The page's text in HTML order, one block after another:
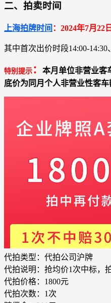
二、拍卖时间
上海拍牌时间 ：2024年7月22
其中首次出价时段14:00-14:30
特别提示 ：
本月单位非营业客
底价为同月个人非营业性客车
代拍类型： 代拍公司沪牌
代拍说明： 抢均价1次中标，
代拍价格： 1800元
代拍次数： 1次